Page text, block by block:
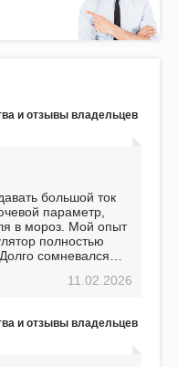
и отзывы владельцев
большой ток
параметр,
в мороз. Мой опыт
полностью
сомневался
вложение,11.02.2026
и отзывы владельцев